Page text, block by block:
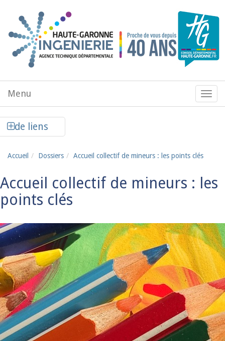
Menu
de
Menu
de liens
Accueil Dossiers Accueil collectif de mineurs : les points clés
Accueil collectif de mineurs : les
points clés